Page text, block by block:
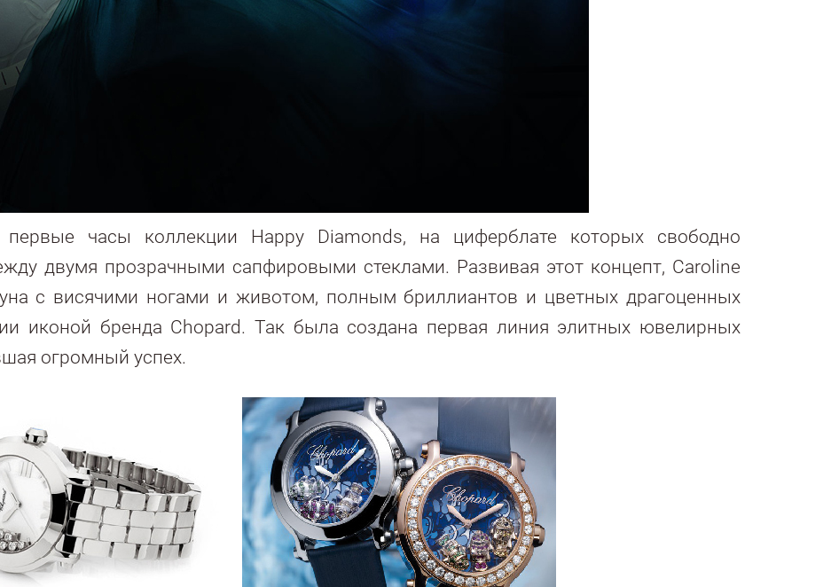
часы коллекции Happy Diamonds, на циферблате которых свободно
двумя прозрачными сапфировыми стеклами. Развивая этот концепт, Caroline
с висячими ногами и животом, полным бриллиантов и цветных драгоценных
иконой бренда Chopard. Так была создана первая линия элитных ювелирных
огромный успех.